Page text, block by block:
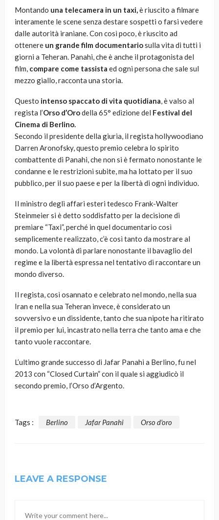
Montando una telecamera in un taxi,è riuscito a filmare
interamente le scene senza destare sospetti o farsi vedere
dalle autorità iraniane. Con così poco, è riuscito ad
ottenere un grande film documentariosulla vita di tutti i
giorni a Teheran. Panahi, che è anche il protagonista del
film, compare come tassista ed ogni persona che sale sul
mezzo giallo, racconta una storia.
Questo intenso spaccato di vita quotidiana, è valso al
regista l’Orso d’Orodella 65° edizione del Festival del
Cinema di Berlino.
Secondo il presidente della giuria, il regista hollywoodiano
Darren Aronofsky, questo premio celebra lo spirito
combattente di Panahi, che non si è fermato nonostante le
condanne e le restrizioni subite, ma ha lottato per il suo
pubblico, per il suo paese e per la libertà di ogni individuo.
Il ministro degli affari esteri tedesco Frank-Walter
Steinmeier si è detto soddisfatto per la decisione di
premiare “Taxi”, perché in quel documentario così
semplicemente realizzato, c’è così tanto da mostrare al
mondo. La volontà di parlare nonostante il bavaglio del
regime e la libertà espressa nel tentativo di raccontare un
mondo diverso.
Il regista, così osannato e celebrato nel mondo, nella sua
Iran e nella sua Teheran invece, è considerato un
sovversivo e un dissidente, tanto che sua nipote ha ritirato
il premio per lui, incastrato nella terra che tanto ama e che
tanto vuole raccontare.
L’ultimo grande successo di Jafar Panahi a Berlino, fu nel
2013 con “Closed Curtain” con il quale si aggiudicò il
secondo premio, l’Orso d’Argento.
Tags : Berlino Jafar Panahi Orso d'oro
LEAVE A RESPONSE